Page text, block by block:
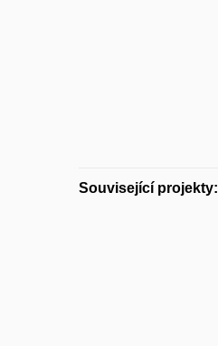
Související projekty: